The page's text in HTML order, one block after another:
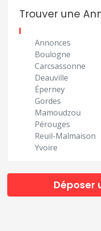
Trouver une
Annonces
Boulogne
Carcsassonne
Deauville
Éperney
Gordes
Mamoudzou
Pérouges
Reuil-Malmaison
Yvoire
Déposer